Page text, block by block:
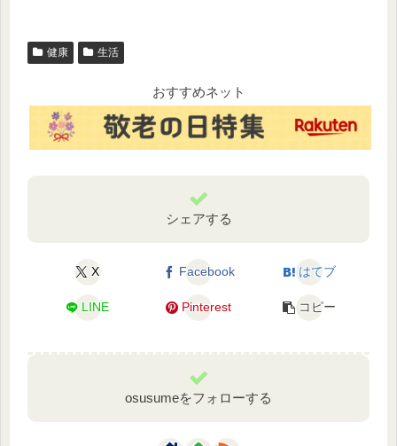
健康 生活
おすすめネット
シェアする
X Facebook はてブ
LINE Pinterest コピー
osusumeをフォローする